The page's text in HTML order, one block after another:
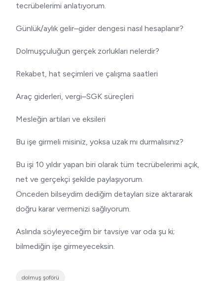
tecrübelerimi anlatıyorum.
Günlük/aylık gelir–gider dengesi nasıl hesaplanır?
Dolmuşçuluğun gerçek zorlukları nelerdir?
Rekabet, hat seçimleri ve çalışma saatleri
Araç giderleri, vergi–SGK süreçleri
Mesleğin artıları ve eksileri
Bu işe girmeli misiniz, yoksa uzak mı durmalısınız?
Bu işi 10 yıldır yapan biri olarak tüm tecrübelerimi açık,
net ve gerçekçi şekilde paylaşıyorum.
Önceden bilseydim dediğim detayları size aktararak
doğru karar vermenizi sağlıyorum.
Aslında söyleyeceğim bir tavsiye var oda şu ki;
bilmediğin işe girmeyeceksin.
dolmuş şoförü